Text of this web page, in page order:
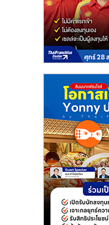
ไชส์
ขาย
หน้า
บ้าน
ลงทุน
น้อย